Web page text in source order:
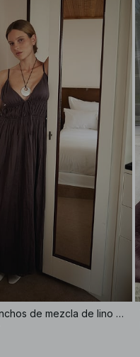
Vestido de tirantes anchos de mezcla de lino con volúmenes y efecto arrugado